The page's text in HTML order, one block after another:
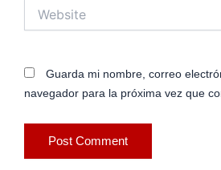
Guarda mi nombre, correo
navegador para la próxima vez que